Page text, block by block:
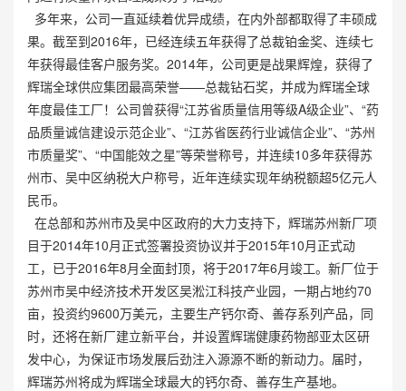
多年来，公司一直延续着优异成绩，在内外部都取得了丰硕成
果。截至到2016年，已经连续五年获得了总裁铂金奖、连续七
年获得最佳客户服务奖。2014年，公司更是战果辉煌，获得了
辉瑞全球供应集团最高荣誉——总裁钻石奖，并成为辉瑞全球
年度最佳工厂！公司曾获得“江苏省质量信用等级A级企业”、“药
品质量诚信建设示范企业”、“江苏省医药行业诚信企业”、“苏州
市质量奖”、“中国能效之星”等荣誉称号，并连续10多年获得苏
州市、吴中区纳税大户称号，近年连续实现年纳税额超5亿元人
民币。
在总部和苏州市及吴中区政府的大力支持下，辉瑞苏州新厂项
目于2014年10月正式签署投资协议并于2015年10月正式动
工，已于2016年8月全面封顶，将于2017年6月竣工。新厂位于
苏州市吴中经济技术开发区吴淞江科技产业园，一期占地约70
亩，投资约9600万美元，主要生产钙尔奇、善存系列产品，同
时，还将在新厂建立新平台，并设置辉瑞健康药物部亚太区研
发中心，为保证市场发展后劲注入源源不断的新动力。届时，
辉瑞苏州将成为辉瑞全球最大的钙尔奇、善存生产基地。